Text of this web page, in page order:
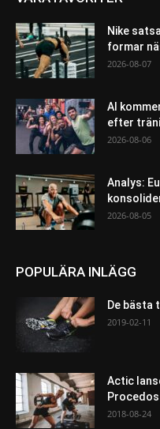
Nike
formar
2026-08-07
AI
efter
2026-08-06
Analys:
2026-08-05
POPULÄRA INLÄGG
De bästa
2019-02-11
Actic
Procedos
2018-08-24